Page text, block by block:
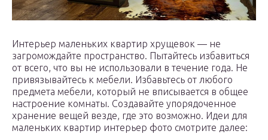
Интерьер маленьких квартир хрущевок — не
загромождайте пространство. Пытайтесь избавиться
от всего, что вы не использовали в течение года. Не
привязывайтесь к мебели. Избавьтесь от любого
предмета мебели, который не вписывается в общее
настроение комнаты. Создавайте упорядоченное
хранение вещей везде, где это возможно. Идеи для
маленьких квартир интерьер фото смотрите далее: